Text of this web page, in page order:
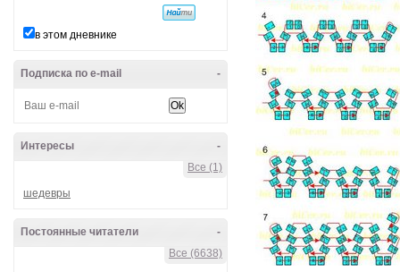
в этом дневнике
-
Подписка по e-mail
-
Интересы
Все (1)
шедевры
-
Постоянные читатели
Все (6638)